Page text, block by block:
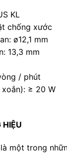
KL
chống xước
ø12,1 mm
13,3 mm
/ phút
≥ 20 W
là một trong